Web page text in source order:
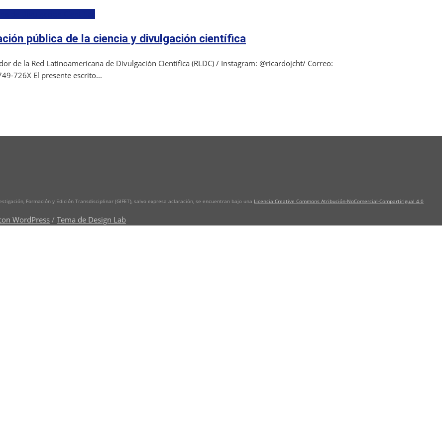
pública de la ciencia y divulgación científica
de la Red Latinoamericana de Divulgación Científica (RLDC) / Instagram: @ricardojcht/ Correo:
726X El presente escrito...
Formación y Edición Transdisciplinar (GIFET), salvo expresa aclaración, se encuentran bajo una Licencia Creative Commons Atribución-NoComercial-CompartirIgual 4.0
WordPress / Tema de Design Lab